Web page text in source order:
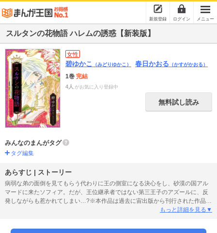
新規登録 ログイン メニュー
スルタンの花物語 ハレムの誘惑【新装版】
女性
碧ゆかこ （みどりゆかこ） 春日かおる （かすがかおる）
1巻 完結
4人 がお気に入り登録中
無料試し読み
みんなのまんがタグ
タグ編集
あらすじ | ストーリー
病弱な弟の面倒を見てもらう代わりに王の側室になる決心をし、砂漠の国アル
マードに来たソフィア。だが、王位継承者ではない第三王子のアズールに、反
発しながらも惹かれてしまい…?※本作品は過去に宙出版から刊行された作品の
新装版です。本編に変更はありませんので、重複購入にご注意ください。
もっと詳細を見る▼